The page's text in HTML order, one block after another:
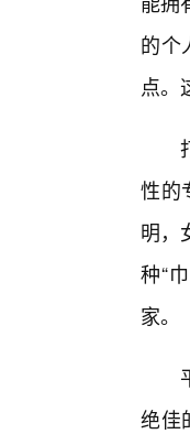
的个
点。
性的
明，
种“
家。
绝佳